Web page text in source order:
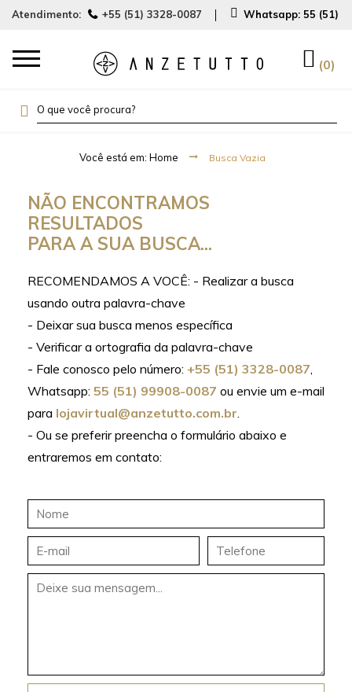
Atendimento: +55 (51) 3328-0087 Whatsapp: 55 (51)
0
Busca Vazia
NÃO ENCONTRAMOS
RESULTADOS
PARA A SUA BUSCA...
RECOMENDAMOS A VOCÊ: - Realizar a busca
usando outra palavra-chave
- Deixar sua busca menos específica
- Verificar a ortografia da palavra-chave
- Fale conosco pelo número: +55 (51) 3328-0087,
Whatsapp: 55 (51) 99908-0087 ou envie um e-mail
para lojavirtual@anzetutto.com.br.
- Ou se preferir preencha o formulário abaixo e
entraremos em contato: